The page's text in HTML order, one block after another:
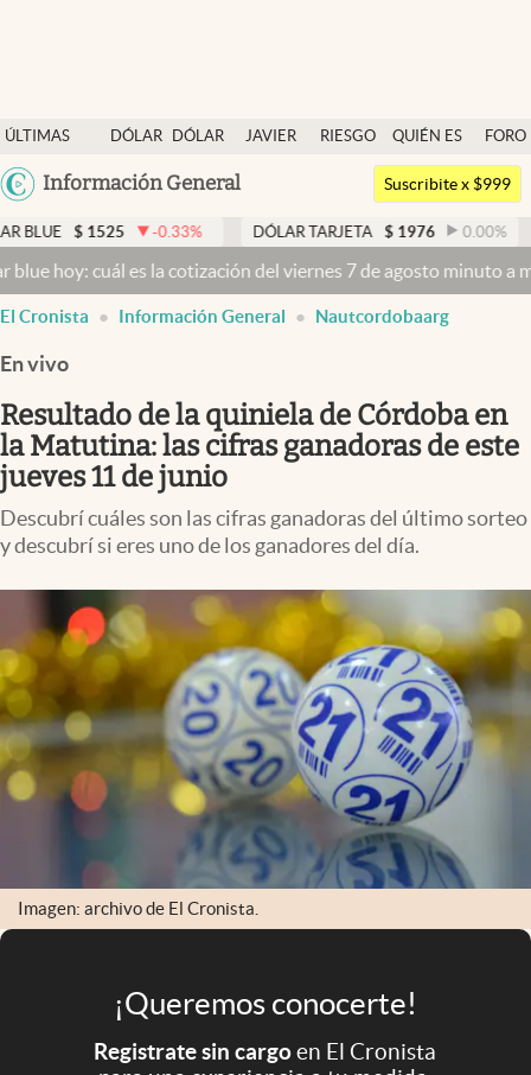
ÚLTIMAS
NOTICIAS
DÓLAR
DÓLAR
JAVIER
RIESGO
QUIÉN ES
QUIÉN
FORO
Argentina
México
Colombia
Información General
Dólar
Members
Economía y Política
Finanzas y Mercados
Mercados Online
Negocios
Columnistas
Otras secciones
Infotechnology
Clase
Clima
Mundial 2026
Eventos Corporativos
El Cronista Studio
abre en nueva pestaña
Suscribite x $999
-0.33% DÓLAR TARJETA $ 1976 0.00% DÓLAR
es la cotización del viernes 7 de agosto minuto a minutoDólar
El Cronista Información General Nautcordobaarg
En vivo
Resultado de la quiniela de Córdoba en
la Matutina: las cifras ganadoras de este
jueves 11 de junio
Descubrí cuáles son las cifras ganadoras del último sorteo
y descubrí si eres uno de los ganadores del día.
Imagen: archivo de El Cronista.
¡Queremos conocerte!
Registrate sin cargoen El Cronista